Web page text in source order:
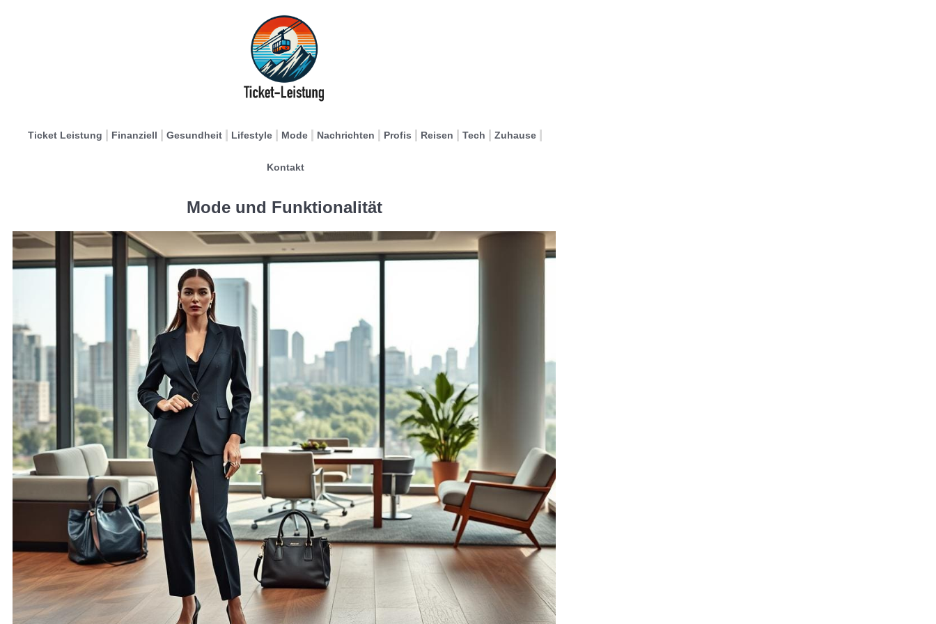
Ticket Leistung Finanziell Gesundheit Lifestyle Mode Nachrichten Profis Reisen Tech Zuhause
Kontakt
Mode und Funktionalität